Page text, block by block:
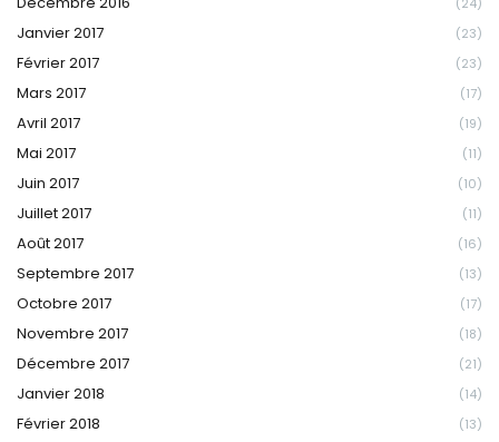
(24)
Janvier 2017 (23)
Février 2017 (23)
Mars 2017 (17)
Avril 2017 (19)
Mai 2017 (11)
Juin 2017 (10)
Juillet 2017 (11)
Août 2017 (16)
Septembre 2017 (13)
Octobre 2017 (17)
Novembre 2017 (18)
Décembre 2017 (21)
Janvier 2018 (14)
Février 2018 (13)